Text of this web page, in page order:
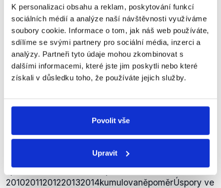
K personalizaci obsahu a reklam, poskytování funkcí
sociálních médií a analýze naší návštěvnosti využíváme
soubory cookie. Informace o tom, jak náš web používáte,
sdílíme se svými partnery pro sociální média, inzerci a
analýzy. Partneři tyto údaje mohou zkombinovat s
dalšími informacemi, které jste jim poskytli nebo které
získali v důsledku toho, že používáte jejich služby.
Povolit vše
Upravit
STAN
Petr Gazdík
rozpočtu. Pouze 30 procent těch
opatření je děláno na příjmové
stránce státního rozpočtu.
Otázky Václava Moravce,4. listopadu 2012
procentuální vyjádření rozpočtových opatření není
zcela přesné, avšak poměr 2:1 v rámci
stránce je dodržován od roku 2010, což je ve
zprávědoloženo následující tabulkou.
20102011201220132014kumulovaněpoměrÚspory ve